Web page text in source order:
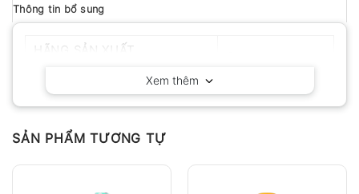
Thông tin bổ sung
Xem thêm
SẢN PHẨM TƯƠNG TỰ